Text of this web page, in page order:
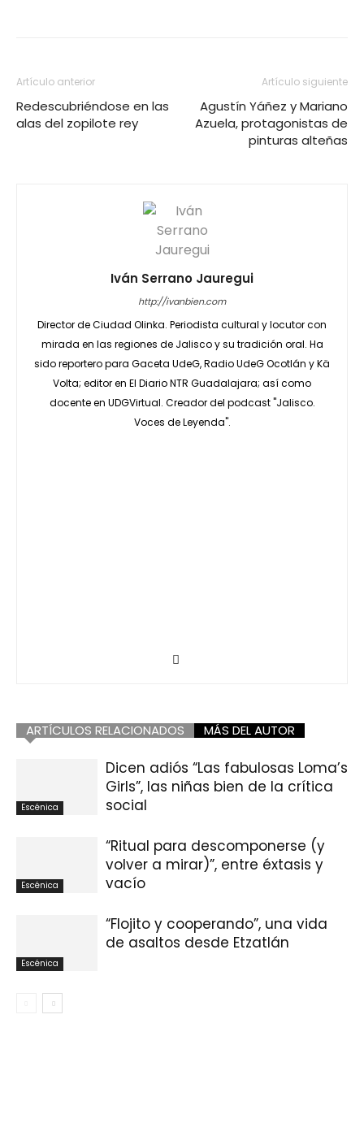
Artículo anterior
Redescubriéndose en las
alas del zopilote rey
Artículo siguiente
Agustín Yáñez y Mariano
Azuela, protagonistas de
pinturas alteñas
Iván Serrano Jauregui
http://ivanbien.com
Director de Ciudad Olinka. Periodista cultural y locutor con
mirada en las regiones de Jalisco y su tradición oral. Ha
sido reportero para Gaceta UdeG, Radio UdeG Ocotlán y Kä
Volta; editor en El Diario NTR Guadalajara; así como
docente en UDGVirtual. Creador del podcast "Jalisco.
Voces de Leyenda".
ARTÍCULOS RELACIONADOS MÁS DEL AUTOR
Escénica
Dicen adiós “Las fabulosas Loma’s
Girls”, las niñas bien de la crítica
social
Escénica
“Ritual para descomponerse (y
volver a mirar)”, entre éxtasis y
vacío
Escénica
“Flojito y cooperando”, una vida
de asaltos desde Etzatlán